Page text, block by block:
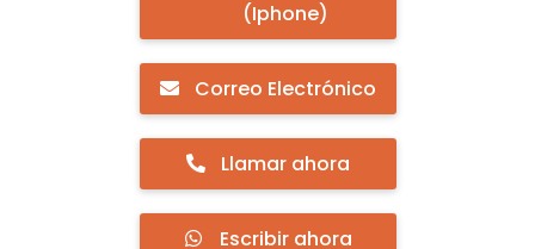
(Iphone)
Correo Electrónico
Llamar ahora
Escribir ahora